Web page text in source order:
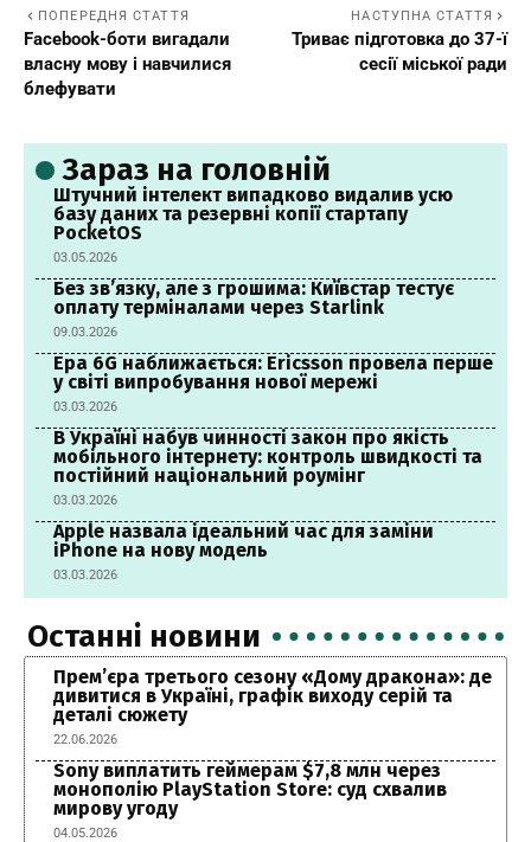
ПОПЕРЕДНЯ СТАТТЯ
Facebook-боти вигадали
власну мову і навчилися
блефувати
НАСТУПНА СТАТТЯ
Триває підготовка до 37-ї
сесії міської ради
Зараз на головній
Штучний інтелект випадково видалив усю
базу даних та резервні копії стартапу
PocketOS
03.05.2026
Без зв’язку, але з грошима: Київстар тестує
оплату терміналами через Starlink
09.03.2026
Ера 6G наближається: Ericsson провела перше
у світі випробування нової мережі
03.03.2026
В Україні набув чинності закон про якість
мобільного інтернету: контроль швидкості та
постійний національний роумінг
03.03.2026
Apple назвала ідеальний час для заміни
iPhone на нову модель
03.03.2026
Останні новини
Прем’єра третього сезону «Дому дракона»: де
дивитися в Україні, графік виходу серій та
деталі сюжету
22.06.2026
Sony виплатить геймерам $7,8 млн через
монополію PlayStation Store: суд схвалив
мирову угоду
04.05.2026